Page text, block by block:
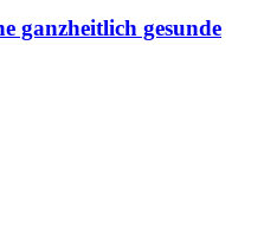
ganzheitlich gesunde